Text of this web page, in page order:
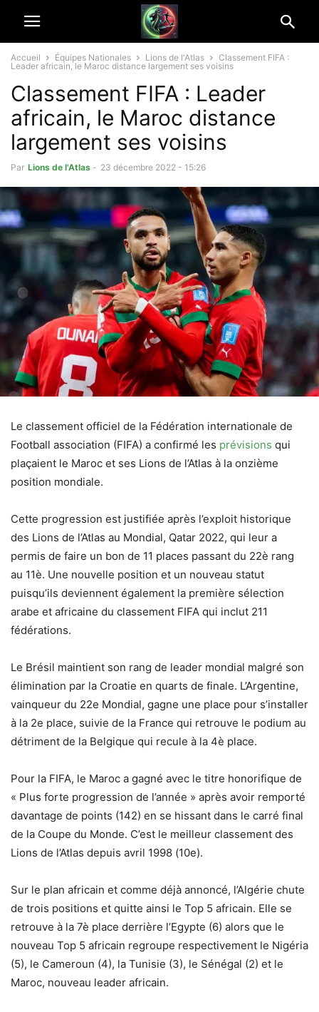
Accueil Équipes Nationales Lions de l'Atlas
Classement FIFA :
Leader africain, le Maroc distance largement ses voisins
Classement FIFA : Leader
africain, le Maroc distance
largement ses voisins
Par Lions de l'Atlas - 23 décembre 2022 - 15:26
Le classement officiel de la Fédération internationale de
Football association (FIFA) a confirmé les prévisions qui
plaçaient le Maroc et ses Lions de l’Atlas à la onzième
position mondiale.
Cette progression est justifiée après l’exploit historique
des Lions de l’Atlas au Mondial, Qatar 2022, qui leur a
permis de faire un bon de 11 places passant du 22è rang
au 11è. Une nouvelle position et un nouveau statut
puisqu’ils deviennent également la première sélection
arabe et africaine du classement FIFA qui inclut 211
fédérations.
Le Brésil maintient son rang de leader mondial malgré son
élimination par la Croatie en quarts de finale. L’Argentine,
vainqueur du 22e Mondial, gagne une place pour s’installer
à la 2e place, suivie de la France qui retrouve le podium au
détriment de la Belgique qui recule à la 4è place.
Pour la FIFA, le Maroc a gagné avec le titre honorifique de
« Plus forte progression de l’année » après avoir remporté
davantage de points (142) en se hissant dans le carré final
de la Coupe du Monde. C’est le meilleur classement des
Lions de l’Atlas depuis avril 1998 (10e).
Sur le plan africain et comme déjà annoncé, l’Algérie chute
de trois positions et quitte ainsi le Top 5 africain. Elle se
retrouve à la 7è place derrière l’Egypte (6) alors que le
nouveau Top 5 africain regroupe respectivement le Nigéria
(5), le Cameroun (4), la Tunisie (3), le Sénégal (2) et le
Maroc, nouveau leader africain.